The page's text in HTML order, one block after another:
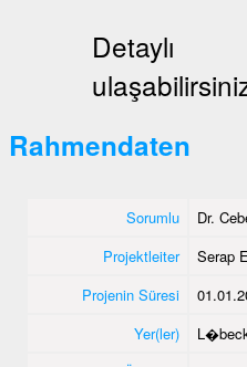
Rahmendaten
Sorumlu
Dr.
Projektleiter
Serap
Projenin Süresi
Yer(ler)